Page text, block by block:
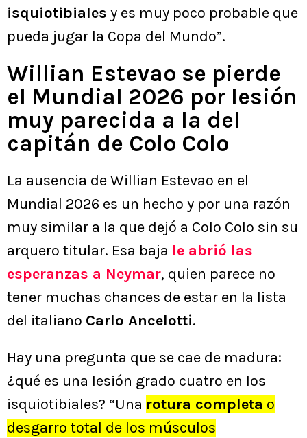
isquiotibiales y es muy poco probable que
pueda jugar la Copa del Mundo”.
Willian Estevao se pierde
el Mundial 2026 por lesión
muy parecida a la del
capitán de Colo Colo
La ausencia de Willian Estevao en el
Mundial 2026 es un hecho y por una razón
muy similar a la que dejó a Colo Colo sin su
arquero titular. Esa baja le abrió las
esperanzas a Neymar, quien parece no
tener muchas chances de estar en la lista
del italiano Carlo Ancelotti.
Hay una pregunta que se cae de madura:
¿qué es una lesión grado cuatro en los
isquiotibiales? “Una rotura completa o
desgarro total de los músculos